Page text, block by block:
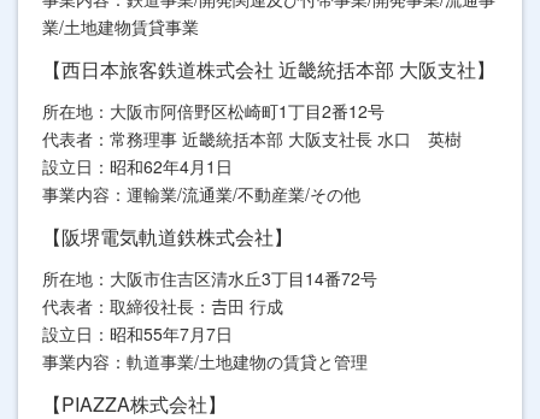
業/土地建物賃貸事業
【西日本旅客鉄道株式会社 近畿統括本部 大阪支社】
所在地：大阪市阿倍野区松崎町1丁目2番12号
代表者：常務理事 近畿統括本部 大阪支社長 水口 英樹
設立日：昭和62年4月1日
事業内容：運輸業/流通業/不動産業/その他
【阪堺電気軌道鉄株式会社】
所在地：大阪市住吉区清水丘3丁目14番72号
代表者：取締役社長：𠮷田 行成
設立日：昭和55年7月7日
事業内容：軌道事業/土地建物の賃貸と管理
【PIAZZA株式会社】